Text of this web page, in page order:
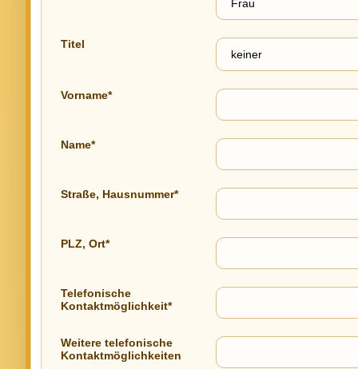
Titel
Vorname*
Name*
Straße, Hausnummer*
PLZ, Ort*
Telefonische
Kontaktmöglichkeit*
Weitere telefonische
Kontaktmöglichkeiten